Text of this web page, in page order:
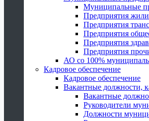
Муниципальные
Предприятия
Предприятия
Предприятия
Предприятия
Предприятия
АО со 100%
Кадровое обеспечение
Кадровое обеспечение
Вакантные должности,
Вакантные
Руководители
Должности